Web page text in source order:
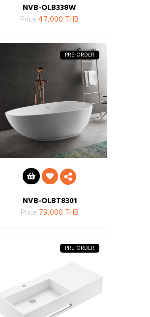
NVB-OLB338W
Price 47,000 THB
PRE-ORDER
NVB-OLBT8301
Price 79,000 THB
PRE-ORDER